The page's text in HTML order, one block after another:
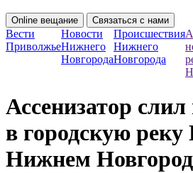
Online вещание Связаться с нами
Вести
Приволжье
Новости
Нижнего
Новгорода
Происшествия
Нижнего
Новгорода
Ассенизатор
в городскую реку
Нижнем